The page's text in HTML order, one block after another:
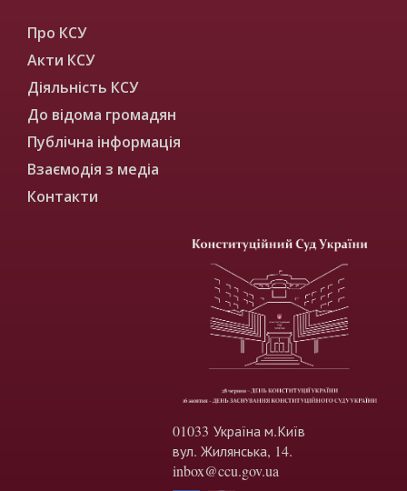
Про КСУ
Акти КСУ
Діяльність КСУ
До відома громадян
Публічна інформація
Взаємодія з медіа
Контакти
01033 Україна м.Київ
вул. Жилянська, 14.
inbox@ccu.gov.ua